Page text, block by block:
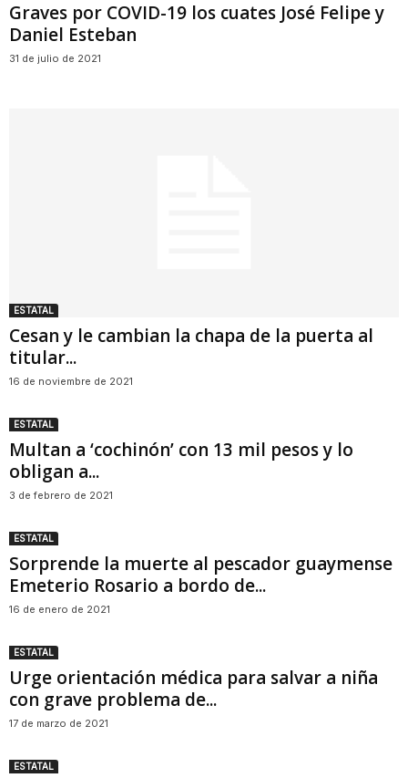
Graves por COVID-19 los cuates José Felipe y
Daniel Esteban
31 de julio de 2021
ESTATAL
Cesan y le cambian la chapa de la puerta al
titular...
16 de noviembre de 2021
ESTATAL
Multan a ‘cochinón’ con 13 mil pesos y lo
obligan a...
3 de febrero de 2021
ESTATAL
Sorprende la muerte al pescador guaymense
Emeterio Rosario a bordo de...
16 de enero de 2021
ESTATAL
Urge orientación médica para salvar a niña
con grave problema de...
17 de marzo de 2021
ESTATAL